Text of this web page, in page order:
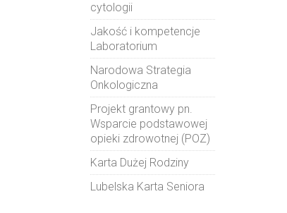
cytologii
Jakość i kompetencje
Laboratorium
Narodowa Strategia
Onkologiczna
Projekt grantowy pn.
Wsparcie podstawowej
opieki zdrowotnej (POZ)
Karta Dużej Rodziny
Lubelska Karta Seniora